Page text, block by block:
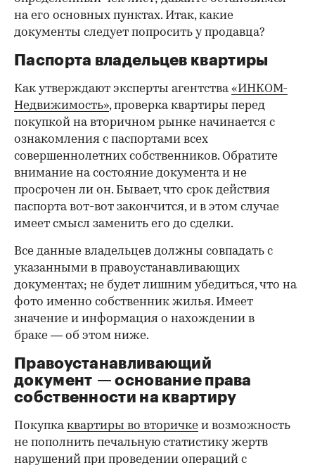
на его основных пунктах. Итак, какие
документы следует попросить у продавца?
Паспорта владельцев квартиры
Как утверждают эксперты агентства«ИНКОМ-
Недвижимость», проверка квартиры перед
покупкой на вторичном рынке начинается с
ознакомления с паспортами всех
совершеннолетних собственников. Обратите
внимание на состояние документа и не
просрочен ли он. Бывает, что срок действия
паспорта вот-вот закончится, и в этом случае
имеет смысл заменить его до сделки.
00:00 / 00:00
Все данные владельцев должны совпадать с
указанными в правоустанавливающих
документах; не будет лишним убедиться, что на
фото именно собственник жилья. Имеет
значение и информация о нахождении в
браке — об этом ниже.
Правоустанавливающий
документ — основание права
собственности на квартиру
Покупкаквартиры во вторичке и возможность
не пополнить печальную статистику жертв
нарушений при проведении операций с